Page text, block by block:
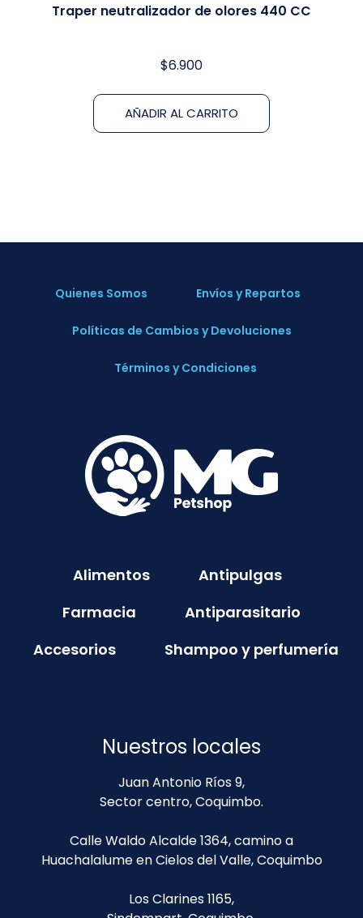
Traper neutralizador de olores 440 CC
$6.900
AÑADIR AL CARRITO
Quienes Somos Envíos y Repartos
Políticas de Cambios y Devoluciones
Términos y Condiciones
Alimentos
Antipulgas
Farmacia
Antiparasitario
Accesorios
Shampoo y perfumería
Nuestros locales
Juan Antonio Ríos 9,
Sector centro, Coquimbo.
Calle Waldo Alcalde 1364, camino a
Huachalalume en Cielos del Valle, Coquimbo
Los Clarines 1165,